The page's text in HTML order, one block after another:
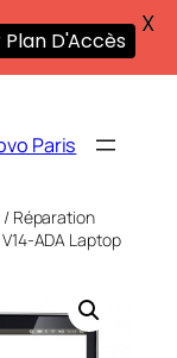
Paris
/ Réparation
ADA Laptop
Plan D'Accès
X